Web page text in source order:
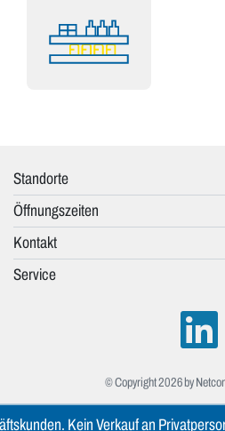
Standorte
Öffnungszeiten
Kontakt
Service
© Copyright 2026 by
Kein Verkauf an